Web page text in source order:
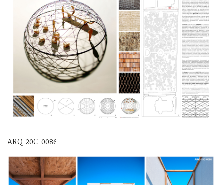
ARQ-20C-0086